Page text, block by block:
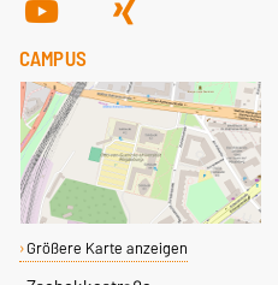
CAMPUS
Größere Karte anzeigen